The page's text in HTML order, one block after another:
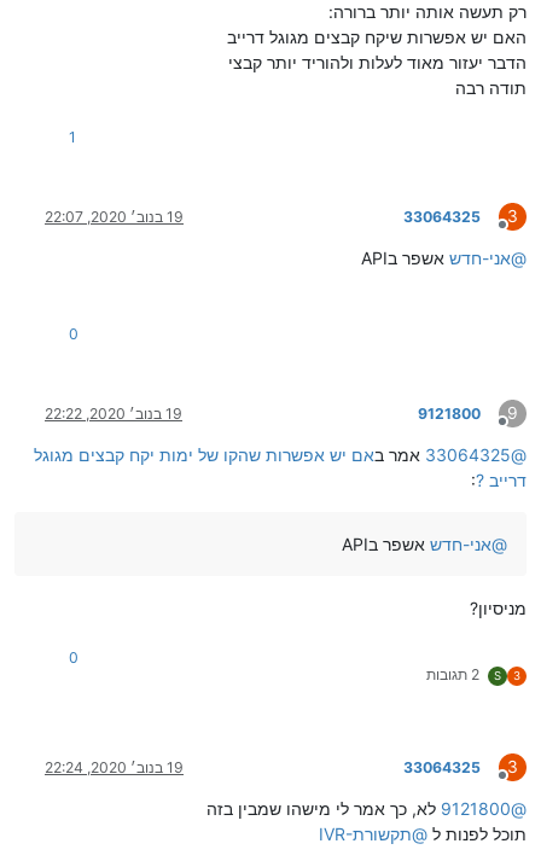
רק תעשה אותה יותר ברורה:
האם יש אפשרות שיקח קבצים מגוגל דרייב
הדבר יעזור מאוד לעלות ולהוריד יותר קבצי
תודה רבה
1
3
מנותק
33064325 19 בנוב׳ 2020, 22:07
@אני-חדש אשפר בAPI
0
9
מנותק
9121800 19 בנוב׳ 2020, 22:22
@
33064325 אמר באם יש אפשרות שהקו של ימות יקח קבצים מגוגל
דרייב ?:
@אני-חדש אשפר בAPI
מניסיון?
3
S 2 תגובות
0
3
מנותק
33064325 19 בנוב׳ 2020, 22:24
@
9121800 לא, כך אמר לי מישהו שמבין בזה
תוכל לפנות ל @IVR-תקשורת